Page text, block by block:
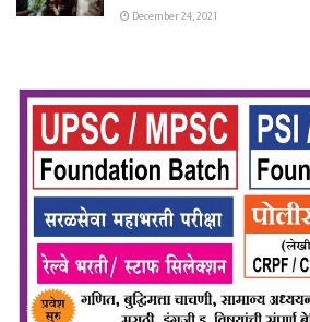
December 24, 2021